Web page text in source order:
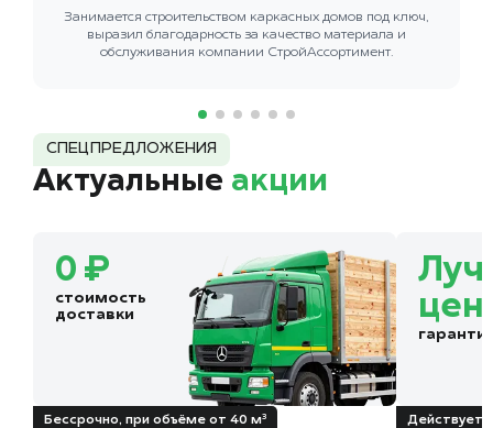
Занимается строительством каркасных домов под ключ,
выразил благодарность за качество материала и
обслуживания компании СтройАссортимент.
СПЕЦПРЕДЛОЖЕНИЯ
Актуальные акции
0 ₽
стоимость
доставки
Бессрочно, при объёме от 40 м³ Действует